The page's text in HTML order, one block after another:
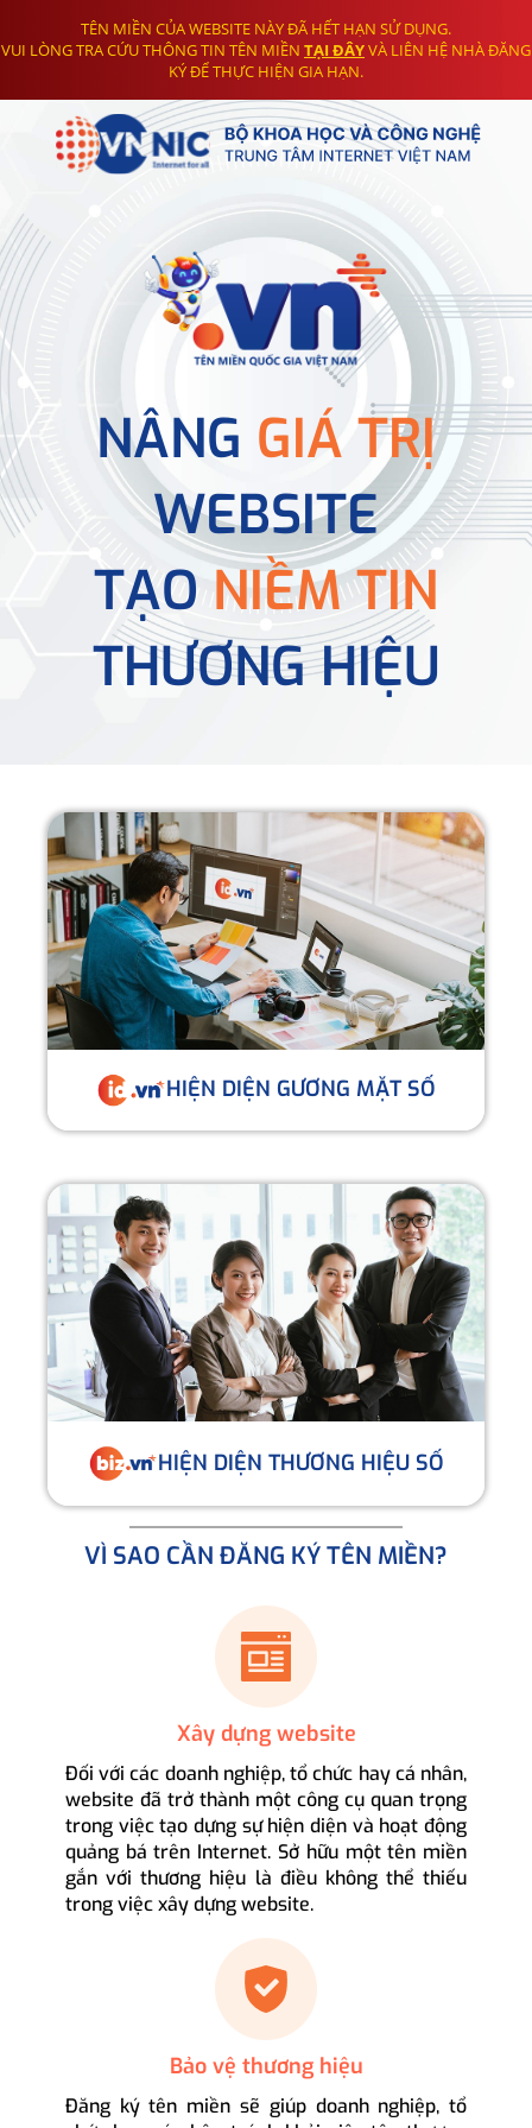
TÊN MIỀN CỦA WEBSITE NÀY ĐÃ HẾT HẠN SỬ DỤNG.
VUI LÒNG TRA CỨU THÔNG TIN TÊN MIỀN TẠI ĐÂYVÀ LIÊN HỆ NHÀ ĐĂNG
KÝ ĐỂ THỰC HIỆN GIA HẠN.
NÂNG GIÁ TRỊ
WEBSITE
TẠONIỀM TIN
THƯƠNG HIỆU
HIỆN DIỆN GƯƠNG MẶT SỐ
HIỆN DIỆN THƯƠNG HIỆU SỐ
VÌ SAO CẦN ĐĂNG KÝ TÊN MIỀN?
Xây dựng website
Đối với các doanh nghiệp, tổ chức hay cá nhân,
website đã trở thành một công cụ quan trọng
trong việc tạo dựng sự hiện diện và hoạt động
quảng bá trên Internet. Sở hữu một tên miền
gắn với thương hiệu là điều không thể thiếu
trong việc xây dựng website.
Bảo vệ thương hiệu
Đăng ký tên miền sẽ giúp doanh nghiệp, tổ